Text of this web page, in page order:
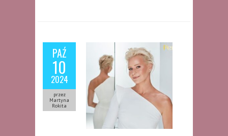
PAŹ
10
2024
przez
Martyna
Rokita